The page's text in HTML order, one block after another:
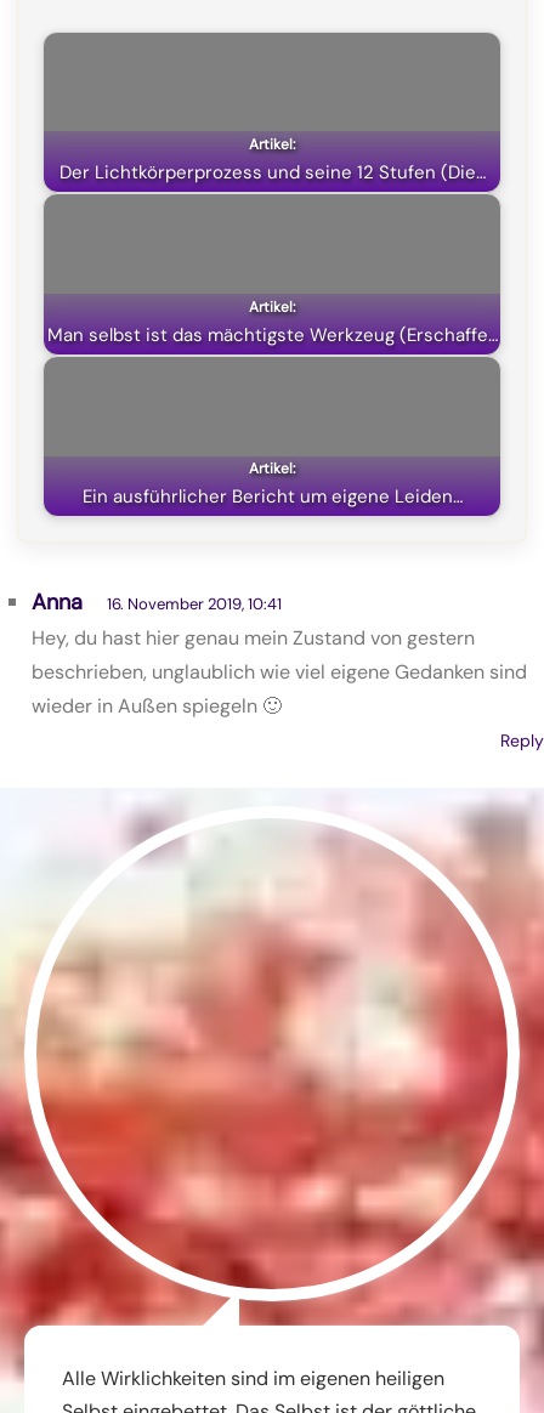
o
k
a
m
p
p
t
e
Der Lichtkörperprozess und seine 12 Stufen (Die…
Man selbst ist das mächtigste Werkzeug (Erschaffe…
Ein ausführlicher Bericht um eigene Leiden…
Anna 16. November 2019, 10:41
Hey, du hast hier genau mein Zustand von gestern
beschrieben, unglaublich wie viel eigene Gedanken sind
wieder in Außen spiegeln 🙂
Reply
Alle Wirklichkeiten sind im eigenen heiligen